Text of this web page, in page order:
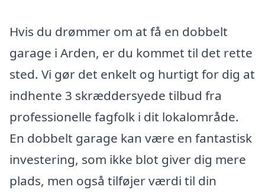
Hvis du drømmer om at få en dobbelt
garage i Arden, er du kommet til det rette
sted. Vi gør det enkelt og hurtigt for dig at
indhente 3 skræddersyede tilbud fra
professionelle fagfolk i dit lokalområde.
En dobbelt garage kan være en fantastisk
investering, som ikke blot giver dig mere
plads, men også tilføjer værdi til din